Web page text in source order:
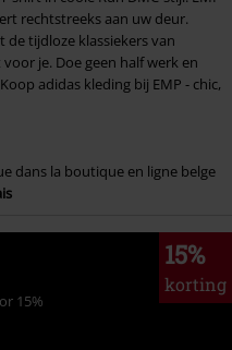
rechtstreeks aan uw deur.
de tijdloze klassiekers van
je. Doe geen half werk en
adidas kleding bij EMP - chic,
dans la boutique en ligne belge
15%
korting
15%